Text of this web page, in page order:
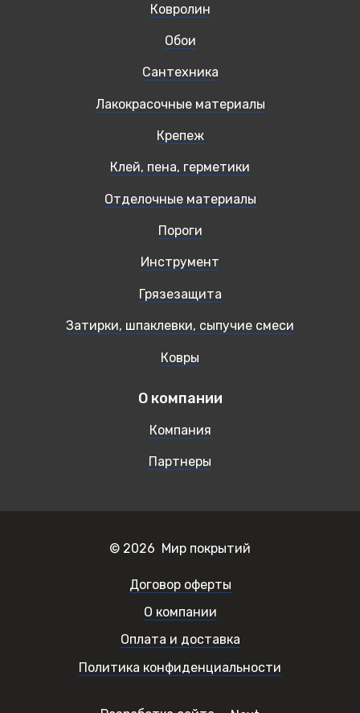
Ковролин
Обои
Сантехника
Лакокрасочные материалы
Крепеж
Клей, пена, герметики
Отделочные материалы
Пороги
Инструмент
Грязезащита
Затирки, шпаклевки, сыпучие смеси
Ковры
О компании
Компания
Партнеры
© 2026 Мир покрытий
Договор оферты
О компании
Оплата и доставка
Политика конфиденциальности